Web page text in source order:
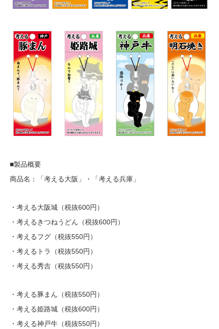
■製品概要
商品名：「考える大阪」・「考える兵庫」
・考える大阪城（税抜600円）
・考えるきつねうどん（税抜600円）
・考えるフグ（税抜550円）
・考えるトラ（税抜550円）
・考える秀吉（税抜550円）
・考える豚まん（税抜550円）
・考える姫路城（税抜600円）
・考える神戸牛（税抜550円）